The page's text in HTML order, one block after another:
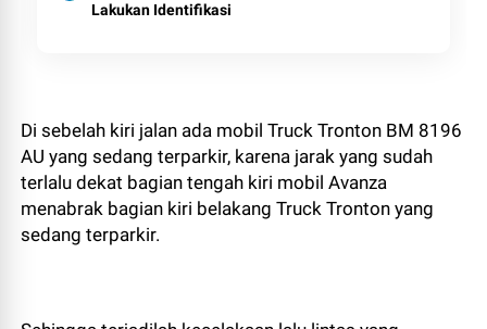
Lakukan Identifikasi
Di sebelah kiri jalan ada mobil Truck Tronton BM 8196
AU yang sedang terparkir, karena jarak yang sudah
terlalu dekat bagian tengah kiri mobil Avanza
menabrak bagian kiri belakang Truck Tronton yang
sedang terparkir.